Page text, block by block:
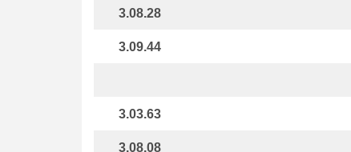
3.08.28
3.09.44
3.03.63